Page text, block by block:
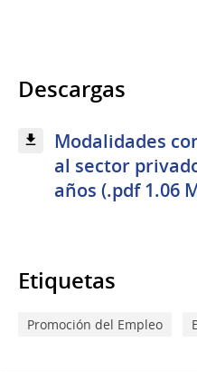
Descargas
Modalidades
al sector
años (.pdf 1.06
Etiquetas
Promoción del Empleo